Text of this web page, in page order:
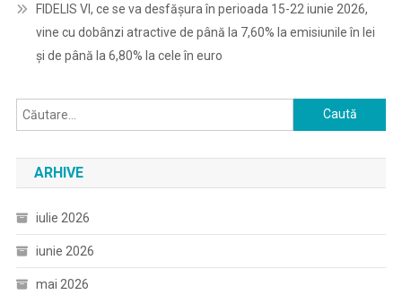
FIDELIS VI, ce se va desfășura în perioada 15-22 iunie 2026,
vine cu dobânzi atractive de până la 7,60% la emisiunile în lei
și de până la 6,80% la cele în euro
Caută
după:
ARHIVE
iulie 2026
iunie 2026
mai 2026